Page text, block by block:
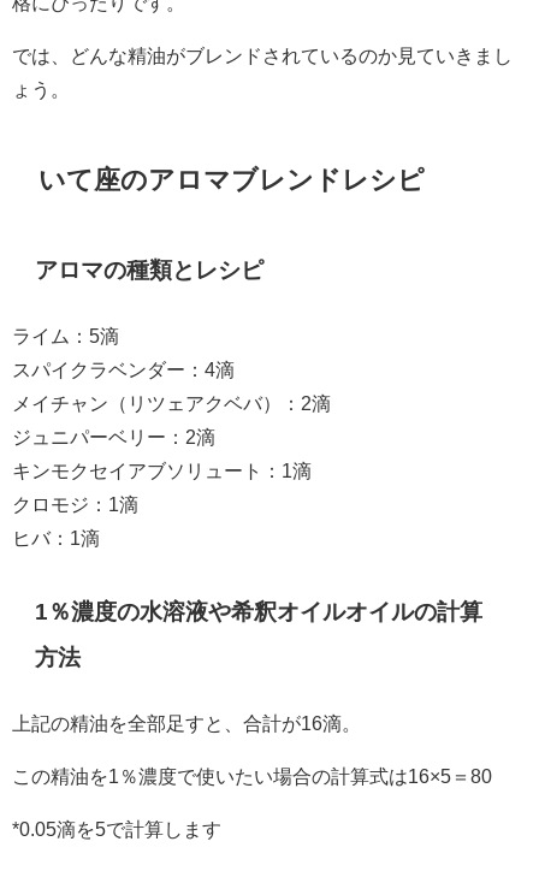
では、どんな精油がブレンドされているのか見ていきまし
ょう。
いて座のアロマブレンドレシピ
アロマの種類とレシピ
ライム：5滴
スパイクラベンダー：4滴
メイチャン（リツェアクベバ）：2滴
ジュニパーベリー：2滴
キンモクセイアブソリュート：1滴
クロモジ：1滴
ヒバ：1滴
1％濃度の水溶液や希釈オイルオイルの計算
方法
上記の精油を全部足すと、合計が16滴。
この精油を1％濃度で使いたい場合の計算式は16×5＝80
*0.05滴を5で計算します